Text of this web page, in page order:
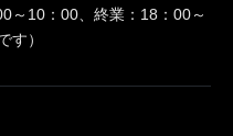
～10：00、終業：18：00～
す）